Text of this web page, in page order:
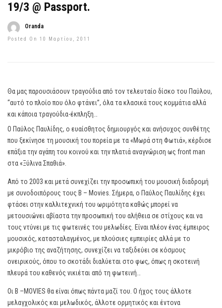
19/3 @ Passport.
Oranda
Posted On 10 Μαρτίου, 2011
Θα μας παρουσιάσουν τραγούδια από τον τελευταίο δίσκο του Παύλου,
“αυτό το πλοίο που όλο φτάνει”, όλα τα κλασικά τους κομμάτια αλλά
και κάποια τραγούδια-έκπληξη…
Ο Παύλος Παυλίδης, ο ευαίσθητος δημιουργός και ανήσυχος συνθέτης
που ξεκίνησε τη μουσική του πορεία με τα «Μωρά στη Φωτιά», κέρδισε
επάξια την αγάπη του κοινού και την πλατιά αναγνώριση ως front man
στα «Ξύλινα Σπαθιά».
Από το 2003 και μετά συνεχίζει την προσωπική του μουσική διαδρομή
με συνοδοιπόρους τους B – Movies. Σήμερα, ο Παύλος Παυλίδης έχει
φτάσει στην καλλιτεχνική του ωριμότητα καθώς μπορεί να
μετουσιώνει αβίαστα την προσωπική του αλήθεια σε στίχους και να
τους ντύνει με τις φωτεινές του μελωδίες. Είναι πλέον ένας έμπειρος
μουσικός, κατασταλαγμένος, με πλούσιες εμπειρίες αλλά με το
μικρόβιο της αναζήτησης, συνεχίζει να ταξιδεύει σε κόσμους
ονειρικούς, όπου το σκοτάδι διαλύεται στο φως, όπως η σκοτεινή
πλευρά του καθενός νικιέται από τη φωτεινή…
Οι B –MOVIES θα είναι όπως πάντα μαζί του. Ο ήχος τους άλλοτε
μελαγχολικός και μελωδικός, άλλοτε ορμητικός και έντονα